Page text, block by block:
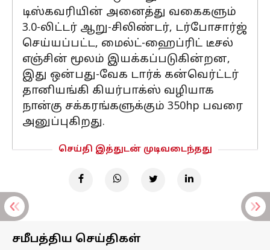
டிஸ்கவரியின் அனைத்து வகைகளும்
3.0-லிட்டர் ஆறு-சிலிண்டர், டர்போசார்ஜ்
செய்யப்பட்ட, மைல்ட்-ஹைப்ரிட் டீசல்
எஞ்சின் மூலம் இயக்கப்படுகின்றன,
இது ஒன்பது-வேக டார்க் கன்வெர்ட்டர்
தானியங்கி கியர்பாக்ஸ் வழியாக
நான்கு சக்கரங்களுக்கும் 350hp பவரை
அனுப்புகிறது.
செய்தி இத்துடன் முடிவடைந்தது
சமீபத்திய செய்திகள்